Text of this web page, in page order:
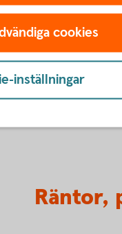
medel på ditt
med din
Räntor,
cookies
inställningar